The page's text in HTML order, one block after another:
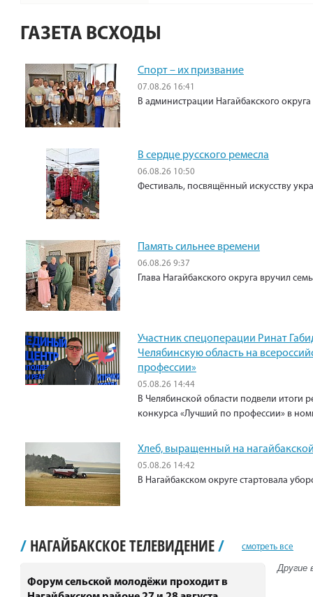
ГАЗЕТА ВСХОДЫ
Спорт – их призвание
07.08.26 16:41
В администрации Нагайбакского
В сердце русского ремесла
06.08.26 10:50
Фестиваль, посвящённый искусству
Память сильнее времени
06.08.26 9:37
Глава Нагайбакского округа вручил
Участник спецоперации Ринат
Челябинскую область на
профессии»
05.08.26 14:44
В Челябинской области подвели итоги
конкурса «Лучший по профессии» в
Хлеб, выращенный на
05.08.26 14:42
В Нагайбакском округе стартовала
/ НАГАЙБАКСКОЕ ТЕЛЕВИДЕНИЕ/ смотреть все
Форум сельской молодёжи проходит в
Другие